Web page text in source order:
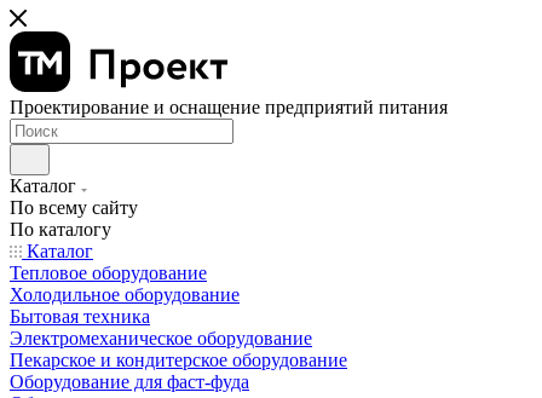
Проектирование и оснащение предприятий питания
Каталог
По всему сайту
По каталогу
Каталог
Тепловое оборудование
Холодильное оборудование
Бытовая техника
Электромеханическое оборудование
Пекарское и кондитерское оборудование
Оборудование для фаст-фуда